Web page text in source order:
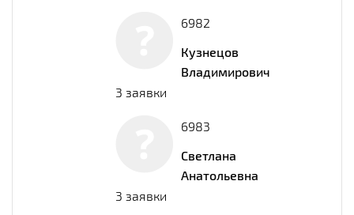
6982
Кузнецов
Владимирович
3 заявки
6983
Светлана
Анатольевна
3 заявки